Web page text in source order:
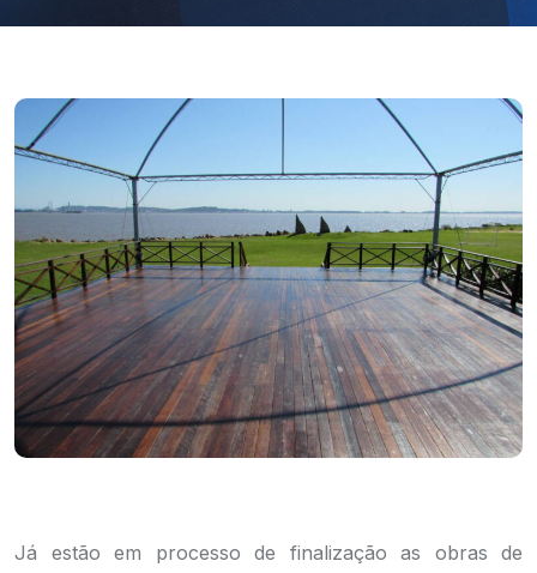
Já estão em processo de finalização as obras de